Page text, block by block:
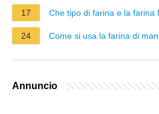
17 Che tipo di farina e la farina
24 Come si usa la farina di
Annuncio